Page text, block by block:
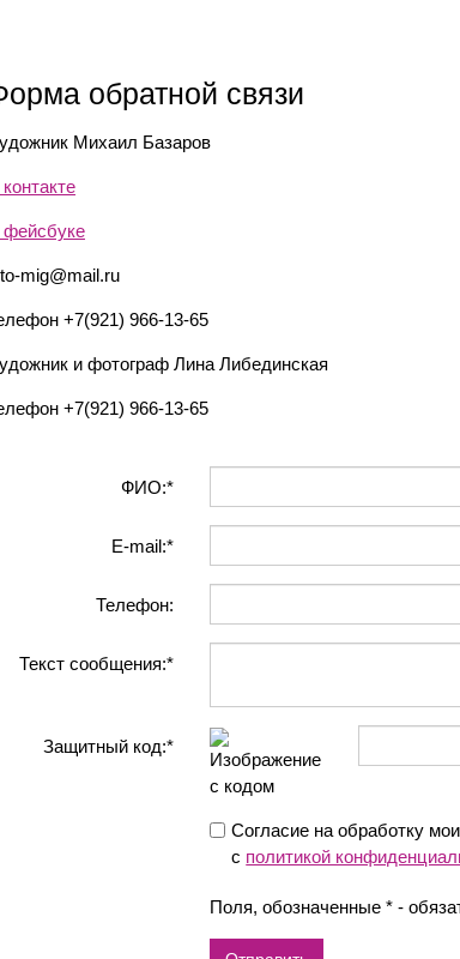
обратной связи
Михаил Базаров
фейсбуке
mig@mail.ru
+7(921) 966-13-65
и фотограф Лина Либединская
+7(921) 966-13-65
ФИО:*
E-mail:*
Телефон:
Текст сообщения:*
Защитный код:*
Согласие на обработку
с политикой
Поля, обозначенные * -